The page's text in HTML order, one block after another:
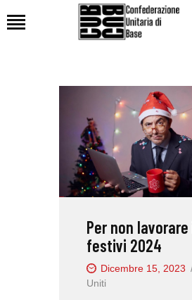
CHI SIAMO
SEDI
NEWS
PODCAST CUB
INTERNAZIONALE
RASSEGNA STAMPA
Per non lavorare
festivi 2024
Dicembre 15, 2023
Uniti